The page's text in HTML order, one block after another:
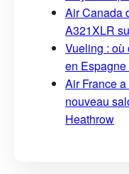
Air Canada
A321XLR
Vueling : où
en Espagne
Air France
nouveau
Heathrow